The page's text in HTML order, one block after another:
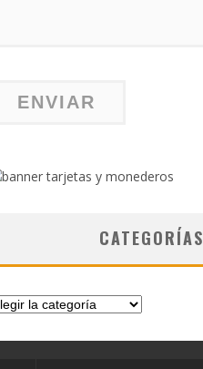
CATEGORÍAS